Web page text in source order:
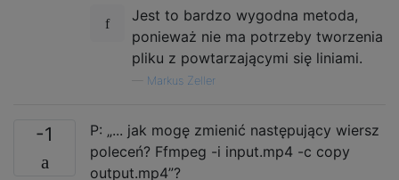
Jest to bardzo wygodna metoda,
ponieważ nie ma potrzeby tworzenia
pliku z powtarzającymi się liniami.
Markus Zeller
-1
P: „... jak mogę zmienić następujący wiersz
poleceń? Ffmpeg -i input.mp4 -c copy
output.mp4”?